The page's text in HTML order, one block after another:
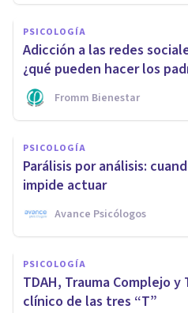
PSICOLOGÍA
Adicción a las redes
¿qué pueden hacer los
Fromm Bienestar
PSICOLOGÍA
Parálisis por análisis:
impide actuar
Avance Psicólogos
PSICOLOGÍA
TDAH, Trauma Complejo
clínico de las tres “T”